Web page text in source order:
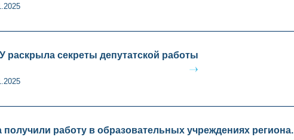
раскрыла секреты депутатской работы
работу в образовательных учреждениях региона.